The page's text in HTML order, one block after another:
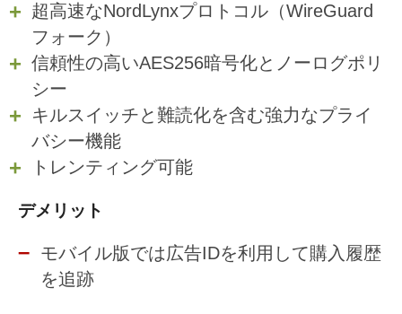
超高速なNordLynxプロトコル（WireGuard
フォーク）
信頼性の高いAES256暗号化とノーログポリ
シー
キルスイッチと難読化を含む強力なプライ
バシー機能
トレンティング可能
デメリット
モバイル版では広告IDを利用して購入履歴
を追跡